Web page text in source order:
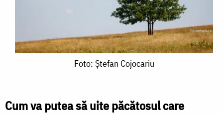
Foto: Ștefan Cojocariu
Cum va putea să uite păcătosul care